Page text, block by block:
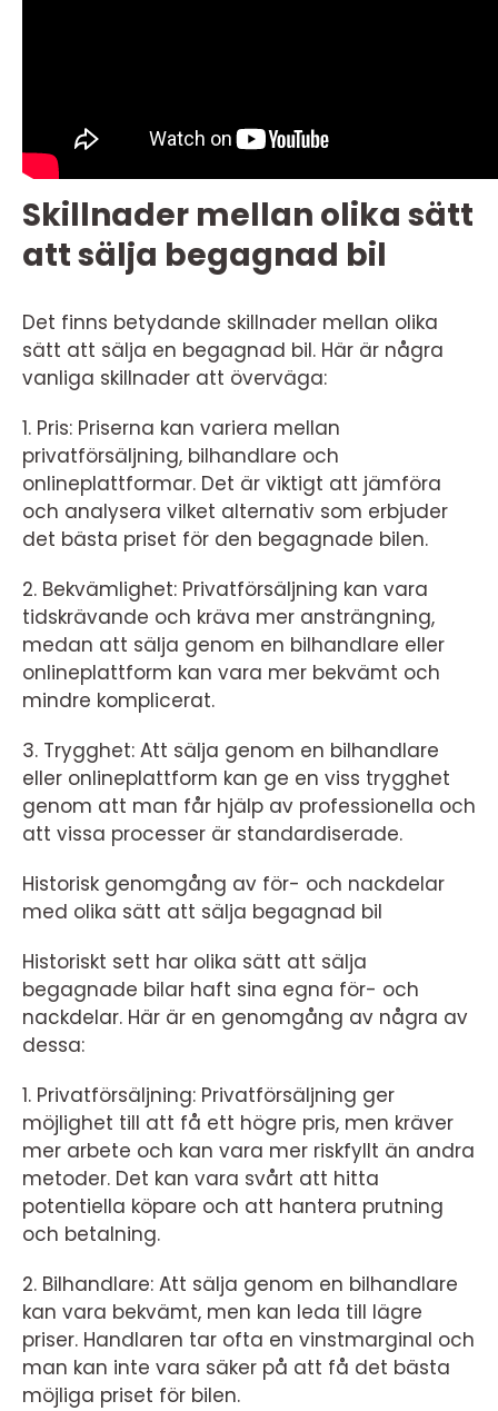
Skillnader mellan olika sätt
att sälja begagnad bil
Det finns betydande skillnader mellan olika
sätt att sälja en begagnad bil. Här är några
vanliga skillnader att överväga:
1. Pris: Priserna kan variera mellan
privatförsäljning, bilhandlare och
onlineplattformar. Det är viktigt att jämföra
och analysera vilket alternativ som erbjuder
det bästa priset för den begagnade bilen.
2. Bekvämlighet: Privatförsäljning kan vara
tidskrävande och kräva mer ansträngning,
medan att sälja genom en bilhandlare eller
onlineplattform kan vara mer bekvämt och
mindre komplicerat.
3. Trygghet: Att sälja genom en bilhandlare
eller onlineplattform kan ge en viss trygghet
genom att man får hjälp av professionella och
att vissa processer är standardiserade.
Historisk genomgång av för- och nackdelar
med olika sätt att sälja begagnad bil
Historiskt sett har olika sätt att sälja
begagnade bilar haft sina egna för- och
nackdelar. Här är en genomgång av några av
dessa:
1. Privatförsäljning: Privatförsäljning ger
möjlighet till att få ett högre pris, men kräver
mer arbete och kan vara mer riskfyllt än andra
metoder. Det kan vara svårt att hitta
potentiella köpare och att hantera prutning
och betalning.
2. Bilhandlare: Att sälja genom en bilhandlare
kan vara bekvämt, men kan leda till lägre
priser. Handlaren tar ofta en vinstmarginal och
man kan inte vara säker på att få det bästa
möjliga priset för bilen.